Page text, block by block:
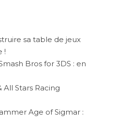
sa table de jeux
!
Bros for 3DS : en
All Stars Racing
Age of Sigmar :